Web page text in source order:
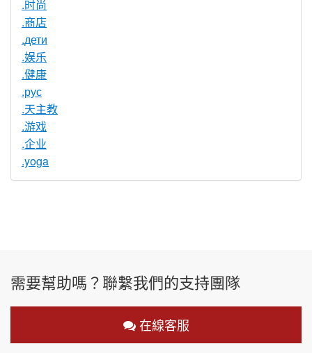
.时尚
.商店
.дети
.娱乐
.健康
.рус
.天主教
.游戏
.企业
.yoga
需要幫助嗎？聯繫我們的支持團隊
在線客服